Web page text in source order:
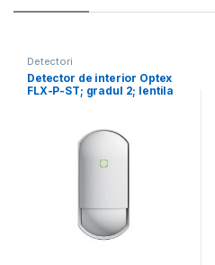
Detectori
Detector de interior Optex
FLX-P-ST; gradul 2; lentila